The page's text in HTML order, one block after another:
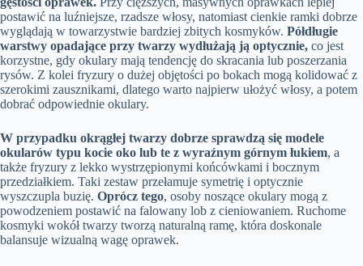
postawić na luźniejsze, rzadsze włosy, natomiast cienkie ramki dobrze
wyglądają w towarzystwie bardziej zbitych kosmyków. Półdługie
warstwy opadające przy twarzy wydłużają ją optycznie, co jest
korzystne, gdy okulary mają tendencję do skracania lub poszerzania
rysów. Z kolei fryzury o dużej objętości po bokach mogą kolidować z
szerokimi zausznikami, dlatego warto najpierw ułożyć włosy, a potem
dobrać odpowiednie okulary.
W przypadku okrągłej twarzy dobrze sprawdzą się modele
okularów typu kocie oko lub te z wyraźnym górnym łukiem, a
także fryzury z lekko wystrzępionymi końcówkami i bocznym
przedziałkiem. Taki zestaw przełamuje symetrię i optycznie
wyszczupla buzię. Oprócz tego, osoby noszące okulary mogą z
powodzeniem postawić na falowany lob z cieniowaniem. Ruchome
kosmyki wokół twarzy tworzą naturalną ramę, która doskonale
balansuje wizualną wagę oprawek.